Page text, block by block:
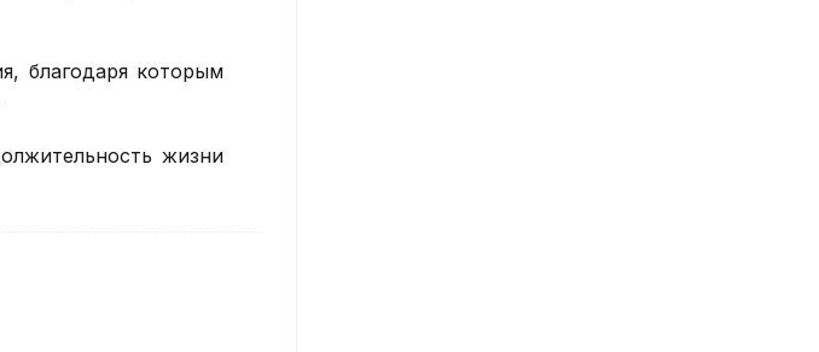
благодаря которым
жизни